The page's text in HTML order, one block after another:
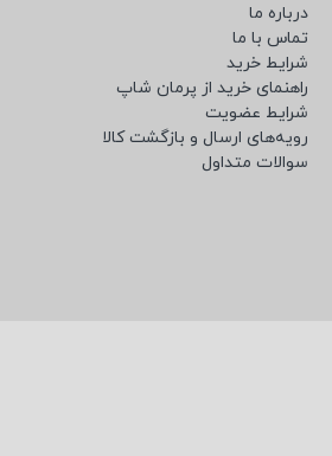
درباره ما
تماس با ما
شرایط خرید
راهنمای خرید از پرمان شاپ
شرایط عضویت
رویه‌های ارسال و بازگشت کالا
سوالات متداول